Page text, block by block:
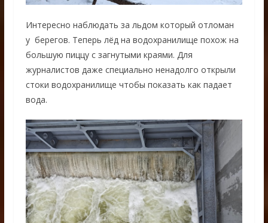
Интересно наблюдать за льдом который отломан
у берегов. Теперь лёд на водохранилище похож на
большую пиццу с загнутыми краями. Для
журналистов даже специально ненадолго открыли
стоки водохранилище чтобы показать как падает
вода.